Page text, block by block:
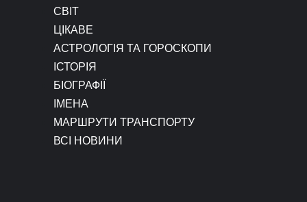
СВІТ
ЦІКАВЕ
АСТРОЛОГІЯ ТА ГОРОСКОПИ
ІСТОРІЯ
БІОГРАФІЇ
ІМЕНА
МАРШРУТИ ТРАНСПОРТУ
ВСІ НОВИНИ